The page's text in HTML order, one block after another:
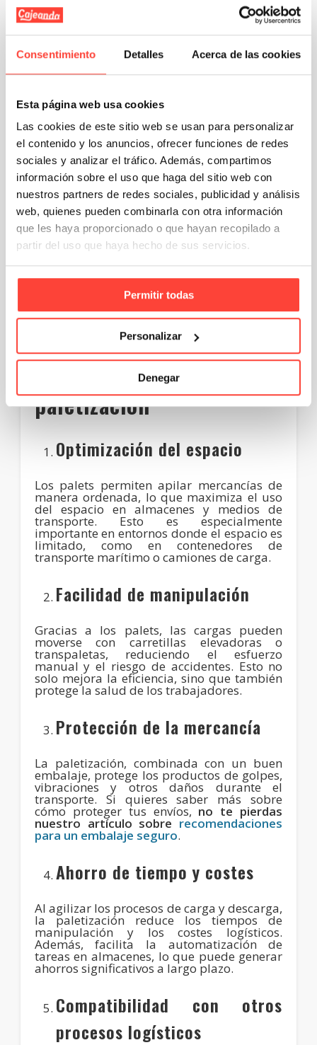
Consentimiento Detalles Acerca de las cookies
Esta página web usa cookies
Las cookies de este sitio web se usan para personalizar
el contenido y los anuncios, ofrecer funciones de redes
sociales y analizar el tráfico. Además, compartimos
información sobre el uso que haga del sitio web con
nuestros partners de redes sociales, publicidad y análisis
web, quienes pueden combinarla con otra información
que les haya proporcionado o que hayan recopilado a
partir del uso que haya hecho de sus servicios.
Permitir todas
Personalizar
Denegar
Fija la carga
Después de colocarla, es fundamental
movimientos durante el transporte. Esto
elflejado, el uso de
Echa un vistazo a este artículo en el que te
contamosqué es el flejado y cómo hacerlo
correctamente , ya que se trata de una
técnica muy efectiva para sujetar las cajas
al palet.
Almacenamiento o transporte
Por último,el palet se almacena o se carga
en un camión o contenedor para su
. La paletización permite apilar
varios palets de manera segura,
optimizando el espacio disponible en
Ventajas de la
paletización
Optimización del espacio
Los palets permiten apilar mercancías de
manera ordenada, lo que maximiza el uso
del espacio en almacenes y medios de
transporte. Esto es especialmente
importante en entornos donde el espacio es
limitado, como en contenedores de
transporte marítimo o camiones de carga.
Facilidad de manipulación
Gracias a los palets, las cargas pueden
moverse con carretillas elevadoras o
transpaletas, reduciendo el esfuerzo
manual y el riesgo de accidentes. Esto no
solo mejora la eficiencia, sino que también
protege la salud de los trabajadores.
Protección de la mercancía
La paletización, combinada con un buen
embalaje, protege los productos de golpes,
vibraciones y otros daños durante el
transporte. Si quieres saber más sobre
cómo proteger tus envíos, no te pierdas
nuestro artículo sobre recomendaciones
para un embalaje seguro.
Ahorro de tiempo y costes
Al agilizar los procesos de carga y descarga,
la paletización reduce los tiempos de
manipulación y los costes logísticos.
Además, facilita la automatización de
tareas en almacenes, lo que puede generar
ahorros significativos a largo plazo.
Compatibilidad con otros
procesos logísticos